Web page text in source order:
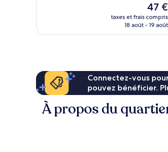
Le
prix
47 €
taxes et frais compris
18 août - 19 août
Connectez-vous
pouvez bénéficier.
À propos du